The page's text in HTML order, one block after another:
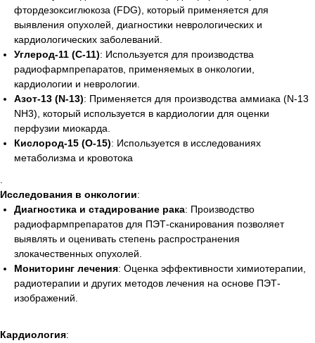
фтордезоксиглюкоза (FDG), который применяется для
выявления опухолей, диагностики неврологических и
кардиологических заболеваний.
Углерод-11 (C-11): Используется для производства
радиофармпрепаратов, применяемых в онкологии,
кардиологии и неврологии.
Азот-13 (N-13): Применяется для производства аммиака (N-13
NH3), который используется в кардиологии для оценки
перфузии миокарда.
Кислород-15 (O-15): Используется в исследованиях
метаболизма и кровотока
Исследования в онкологии:
Диагностика и стадирование рака: Производство
радиофармпрепаратов для ПЭТ-сканирования позволяет
выявлять и оценивать степень распространения
злокачественных опухолей.
Мониторинг лечения: Оценка эффективности химиотерапии,
радиотерапии и других методов лечения на основе ПЭТ-
изображений.
Кардиология: